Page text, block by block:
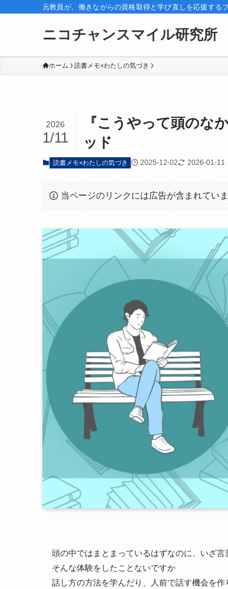
元教員が、働きながらの資格取得と学び直しを応援する
ニコチャンスマイル研究所
ホーム 読書メモ×わたしの気づき
『こうやって頭のな
ッド
2026
1/11
読書メモ×わたしの気づき 2025-12-02 2026-01-11
当ページのリンクには広告が含まれていま
頭の中ではまとまっているはずなのに、いざ言
そんな体験をしたことないですか
話し方の方法を学んだり、人前で話す機会を